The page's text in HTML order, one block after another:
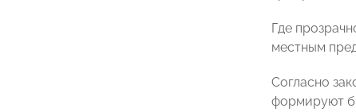
Где
местным
Согласно
формируют